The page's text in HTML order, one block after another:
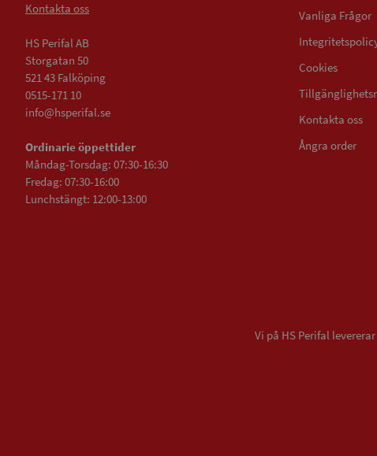
Kontakta oss
HS Perifal AB
Storgatan 50
521 43 Falköping
0515-171 10
info@hsperifal.se
Ordinarie öppettider
Måndag-Torsdag: 07:30-16:30
Fredag: 07:30-16:00
Lunchstängt: 12:00-13:00
Vanliga Frågor
Cookies
Kontakta oss
Ångra order
Vi på HS Perifal